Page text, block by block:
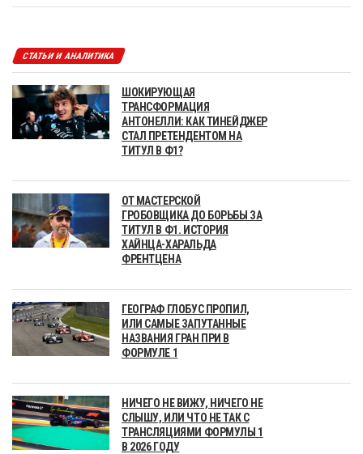
СТАТЬИ И АНАЛИТИКА
ШОКИРУЮЩАЯ
ТРАНСФОРМАЦИЯ
АНТОНЕЛЛИ: КАК ТИНЕЙДЖЕР
СТАЛ ПРЕТЕНДЕНТОМ НА
ТИТУЛ В Ф1?
ОТ МАСТЕРСКОЙ
ГРОБОВЩИКА ДО БОРЬБЫ ЗА
ТИТУЛ В Ф1. ИСТОРИЯ
ХАЙНЦА-ХАРАЛЬДА
ФРЕНТЦЕНА
ГЕОГРАФ ГЛОБУС ПРОПИЛ,
ИЛИ САМЫЕ ЗАПУТАННЫЕ
НАЗВАНИЯ ГРАН ПРИ В
ФОРМУЛЕ 1
НИЧЕГО НЕ ВИЖУ, НИЧЕГО НЕ
СЛЫШУ, ИЛИ ЧТО НЕ ТАК С
ТРАНСЛЯЦИЯМИ ФОРМУЛЫ 1
В 2026 ГОДУ